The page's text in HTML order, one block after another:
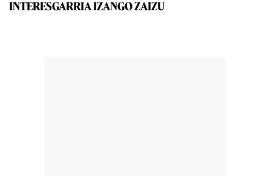
INTERESGARRIA IZANGO ZAIZU